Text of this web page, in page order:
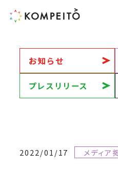
お知らせ
プレスリリース
2022/01/17 メディア